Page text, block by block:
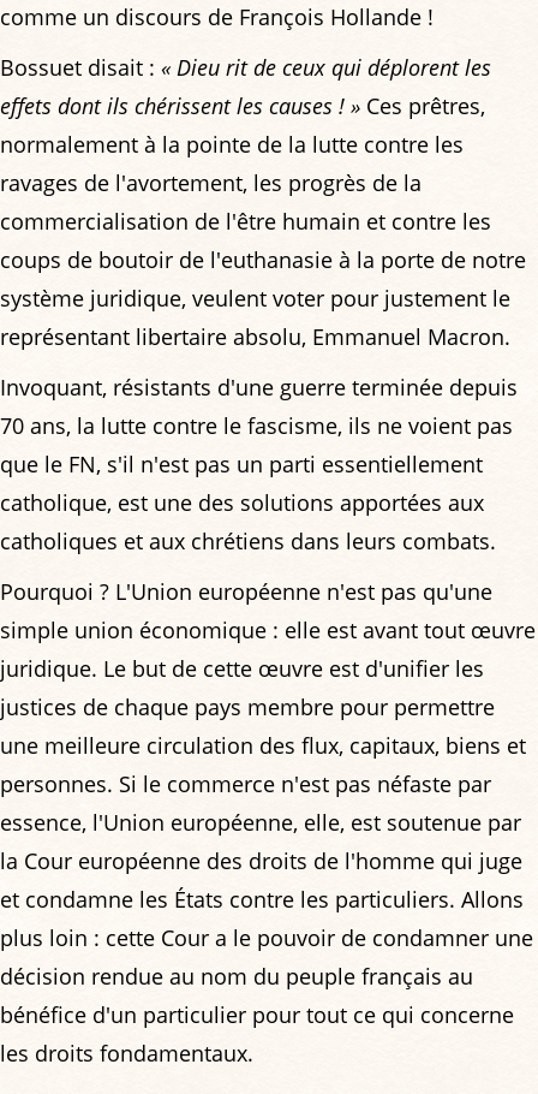
comme un discours de François Hollande !
Bossuet disait : « Dieu rit de ceux qui déplorent les
effets dont ils chérissent les causes ! » Ces prêtres,
normalement à la pointe de la lutte contre les
ravages de l'avortement, les progrès de la
commercialisation de l'être humain et contre les
coups de boutoir de l'euthanasie à la porte de notre
système juridique, veulent voter pour justement le
représentant libertaire absolu, Emmanuel Macron.
Invoquant, résistants d'une guerre terminée depuis
70 ans, la lutte contre le fascisme, ils ne voient pas
que le FN, s'il n'est pas un parti essentiellement
catholique, est une des solutions apportées aux
catholiques et aux chrétiens dans leurs combats.
Pourquoi ? L'Union européenne n'est pas qu'une
simple union économique : elle est avant tout œuvre
juridique. Le but de cette œuvre est d'unifier les
justices de chaque pays membre pour permettre
une meilleure circulation des flux, capitaux, biens et
personnes. Si le commerce n'est pas néfaste par
essence, l'Union européenne, elle, est soutenue par
la Cour européenne des droits de l'homme qui juge
et condamne les États contre les particuliers. Allons
plus loin : cette Cour a le pouvoir de condamner une
décision rendue au nom du peuple français au
bénéfice d'un particulier pour tout ce qui concerne
les droits fondamentaux.